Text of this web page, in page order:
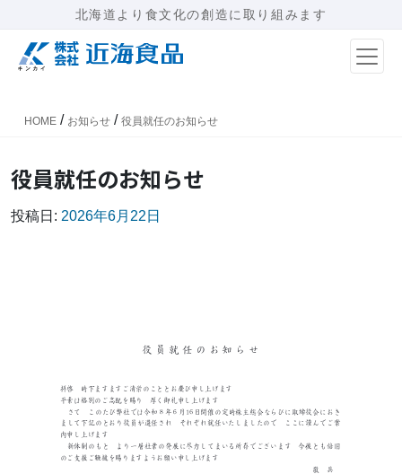
北海道より食文化の創造に取り組みます
メインナビゲーション
HOME / お知らせ / 役員就任のお知らせ
役員就任のお知らせ
投稿日: 2026年6月22日